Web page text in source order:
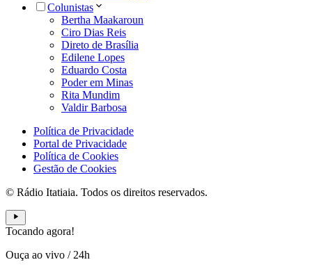
Colunistas
Bertha Maakaroun
Ciro Dias Reis
Direto de Brasília
Edilene Lopes
Eduardo Costa
Poder em Minas
Rita Mundim
Valdir Barbosa
Política de Privacidade
Portal de Privacidade
Política de Cookies
Gestão de Cookies
© Rádio Itatiaia. Todos os direitos reservados.
Tocando agora!
Ouça ao vivo / 24h